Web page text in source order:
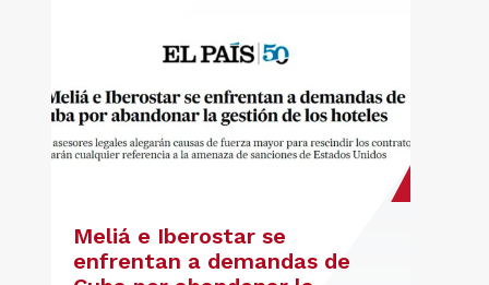
Meliá e Iberostar se
enfrentan a demandas de